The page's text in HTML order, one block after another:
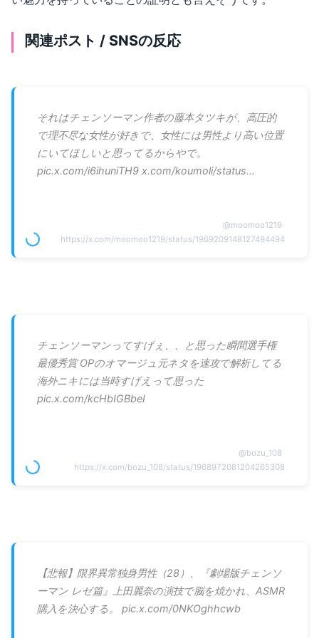
関連ポスト / SNSの反応
それはチェンソーマン作者の藤本タツキが、高圧的
で理不尽な女性が好きで、女性には男性より高い位置
にいてほしいと思ってるからやで。
pic.x.com/i6ihuniTH9 x.com/koumoli/status…
@moomoo1219
https://x.com/moomoo1219/status/1969209148127494494
チェンソーマンってすげぇ、、と思った瞬間選手権
最優秀賞 OPのオマージュ元ネタを速攻で解析してる
海外ニキには当時すげえって思った
pic.x.com/kcHbIGBbeI
@bozu_108
https://x.com/bozu_108/status/1968972081204265308
【悲報】限界異常独身男性（28）、『劇場版チェンソ
ーマン レゼ篇』上田麗奈の演技で脳を焼かれ、ASMR
購入を決心する。 pic.x.com/0NKOghhcwb